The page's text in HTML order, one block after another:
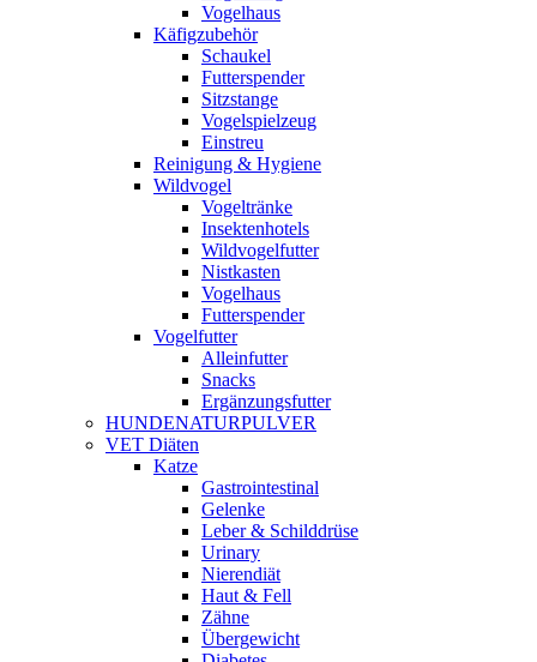
Vogelhaus
Käfigzubehör
Schaukel
Futterspender
Sitzstange
Vogelspielzeug
Einstreu
Reinigung & Hygiene
Wildvogel
Vogeltränke
Insektenhotels
Wildvogelfutter
Nistkasten
Vogelhaus
Futterspender
Vogelfutter
Alleinfutter
Snacks
Ergänzungsfutter
HUNDENATURPULVER
VET Diäten
Katze
Gastrointestinal
Gelenke
Leber & Schilddrüse
Urinary
Nierendiät
Haut & Fell
Zähne
Übergewicht